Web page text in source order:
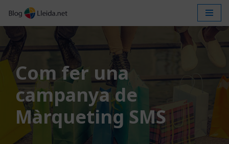
Vés
al
contingut
Com fer una
campanya de
Màrqueting SMS